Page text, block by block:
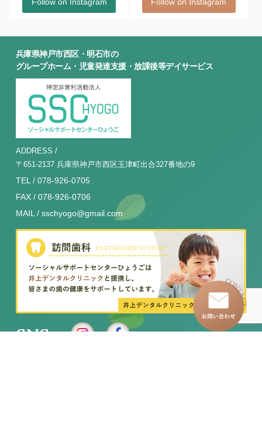
Follow on Instagram Follow on Instagram
兵庫県神戸市西区・明石市の
グループホーム・児童発達支援・放課後等デイサービス
ADDRESS /
〒651-2137 兵庫県神戸市西区玉津町出合327番地の9
TEL / 078-926-0705
FAX / 078-926-0706
MAIL / sschyogo@gmail.com
SNS